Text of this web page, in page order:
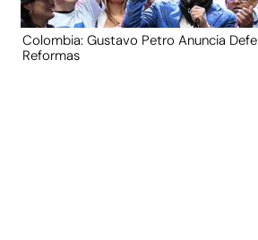
Colombia: Gustavo Petro Anuncia
Reformas